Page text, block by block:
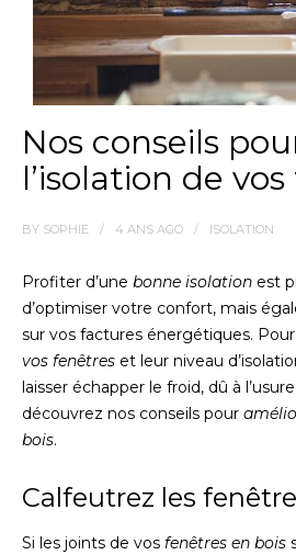
Nos conseils
l’isolation de
BY SOPHIE 4 ANS AGO ISOLATION
Profiter d’une bonne isolation est
d’optimiser votre confort, mais
sur vos factures énergétiques. Pour
vos fenêtres et leur niveau
laisser échapper le froid, dû à
découvrez nos conseils pour
bois.
Calfeutrez les
Si les joints de vos fenêtres en bois